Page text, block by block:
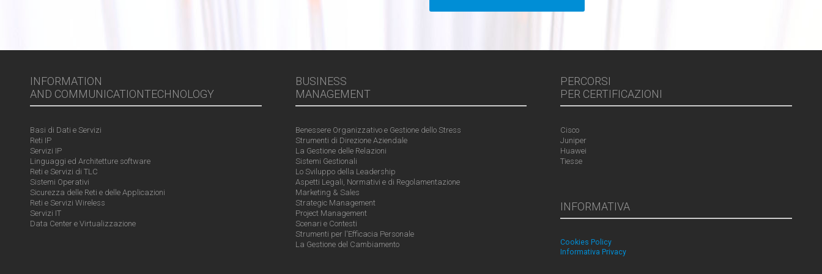
INFORMATION
AND COMMUNICATIONTECHNOLOGY
Basi di Dati e Servizi
Reti IP
Servizi IP
Linguaggi ed Architetture software
Reti e Servizi di TLC
Sistemi Operativi
Sicurezza delle Reti e delle Applicazioni
Reti e Servizi Wireless
Servizi IT
Data Center e Virtualizzazione
BUSINESS
MANAGEMENT
Benessere Organizzativo e Gestione dello Stress
Strumenti di Direzione Aziendale
La Gestione delle Relazioni
Sistemi Gestionali
Lo Sviluppo della Leadership
Aspetti Legali, Normativi e di Regolamentazione
Marketing & Sales
Strategic Management
Project Management
Scenari e Contesti
Strumenti per l'Efficacia Personale
La Gestione del Cambiamento
PERCORSI
PER CERTIFICAZIONI
Cisco
Juniper
Huawei
Tiesse
INFORMATIVA
Cookies Policy
Informativa Privacy